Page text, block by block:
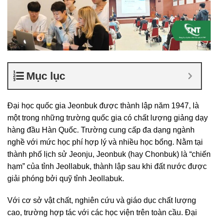
Mục lục
Đại học quốc gia Jeonbuk được thành lập năm 1947, là
một trong những trường quốc gia có chất lượng giảng dạy
hàng đầu Hàn Quốc. Trường cung cấp đa dạng ngành
nghề với mức học phí hợp lý và nhiều học bổng. Nằm tại
thành phố lịch sử Jeonju, Jeonbuk (hay Chonbuk) là “chiến
hạm” của tỉnh Jeollabuk, thành lập sau khi đất nước được
giải phóng bởi quỹ tỉnh Jeollabuk.
Với cơ sở vật chất, nghiên cứu và giáo dục chất lượng
cao, trường hợp tác với các học viện trên toàn cầu. Đại